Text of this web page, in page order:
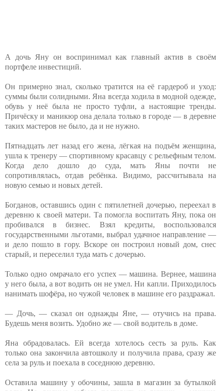
А дочь Яну он воспринимал как главный актив в своём
портфеле инвестиций.
Он примерно знал, сколько тратится на её гардероб и уход:
суммы были солидными. Яна всегда ходила в модной одежде,
обувь у неё была не просто туфли, а настоящие тренды.
Причёску и маникюр она делала только в городе — в деревне
таких мастеров не было, да и не нужно.
Пятнадцать лет назад его жена, лёгкая на подъём женщина,
ушла к тренеру — спортивному красавцу с рельефным телом.
Когда дело дошло до суда, мать Яны почти не
сопротивлялась, отдав ребёнка. Видимо, рассчитывала на
новую семью и новых детей.
Богданов, оставшись один с пятилетней дочерью, переехал в
деревню к своей матери. Та помогла воспитать Яну, пока он
пробивался в бизнес. Взял кредиты, воспользовался
государственными льготами, выбрал удачное направление —
и дело пошло в гору. Вскоре он построил новый дом, снес
старый, и переселил туда мать с дочерью.
Только одно омрачало его успех — машина. Вернее, машина
у него была, а вот водить он не умел. Ни капли. Приходилось
нанимать шофёра, но чужой человек в машине его раздражал.
— Дочь, — сказал он однажды Яне, — отучись на права.
Будешь меня возить. Удобно же — свой водитель в доме.
Яна обрадовалась. Ей всегда хотелось сесть за руль. Как
только она закончила автошколу и получила права, сразу же
села за руль и поехала в соседнюю деревню.
Оставила машину у обочины, зашла в магазин за бутылкой